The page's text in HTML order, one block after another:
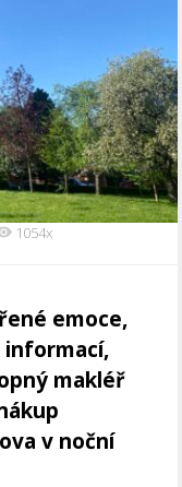
1054x
emoce,
informací,
makléř
v noční